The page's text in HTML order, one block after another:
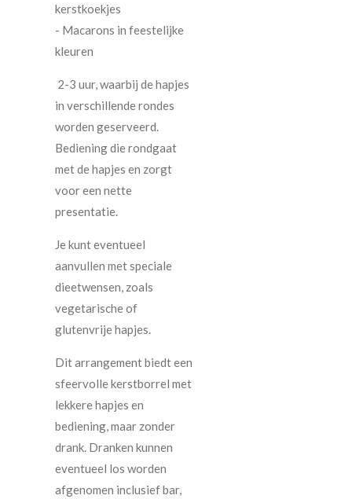
kerstkoekjes
- Macarons in feestelijke
kleuren
2-3 uur, waarbij de hapjes
in verschillende rondes
worden geserveerd.
Bediening die rondgaat
met de hapjes en zorgt
voor een nette
presentatie.
Je kunt eventueel
aanvullen met speciale
dieetwensen, zoals
vegetarische of
glutenvrije hapjes.
Dit arrangement biedt een
sfeervolle kerstborrel met
lekkere hapjes en
bediening, maar zonder
drank. Dranken kunnen
eventueel los worden
afgenomen inclusief bar,